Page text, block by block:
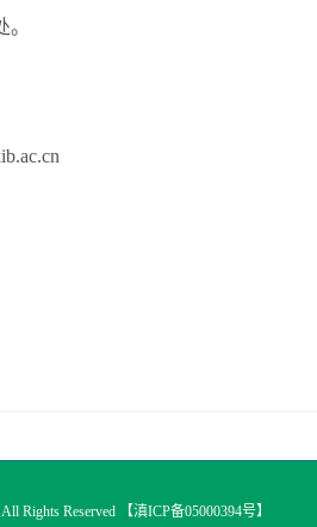
802
Rights Reserved 【滇ICP备05000394号】